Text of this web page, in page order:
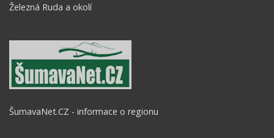
Železná Ruda a okolí
ŠumavaNet.CZ - informace o regionu